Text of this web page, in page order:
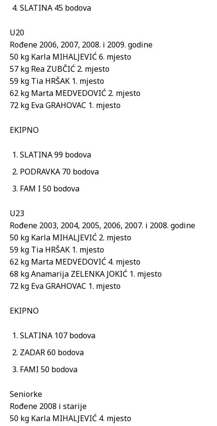
SLATINA 45 bodova
U20
Rođene 2006, 2007, 2008. i 2009. godine
50 kg Karla MIHALJEVIĆ 6. mjesto
57 kg Rea ZUBČIĆ 2. mjesto
59 kg Tia HRŠAK 1. mjesto
62 kg Marta MEDVEDOVIĆ 2. mjesto
72 kg Eva GRAHOVAC 1. mjesto
EKIPNO
SLATINA 99 bodova
PODRAVKA 70 bodova
FAM I 50 bodova
U23
Rođene 2003, 2004, 2005, 2006, 2007. i 2008. godine
50 kg Karla MIHALJEVIĆ 2. mjesto
59 kg Tia HRŠAK 1. mjesto
62 kg Marta MEDVEDOVIĆ 4. mjesto
68 kg Anamarija ZELENKA JOKIĆ 1. mjesto
72 kg Eva GRAHOVAC 1. mjesto
EKIPNO
SLATINA 107 bodova
ZADAR 60 bodova
FAMI 50 bodova
Seniorke
Rođene 2008 i starije
50 kg Karla MIHALJEVIĆ 4. mjesto